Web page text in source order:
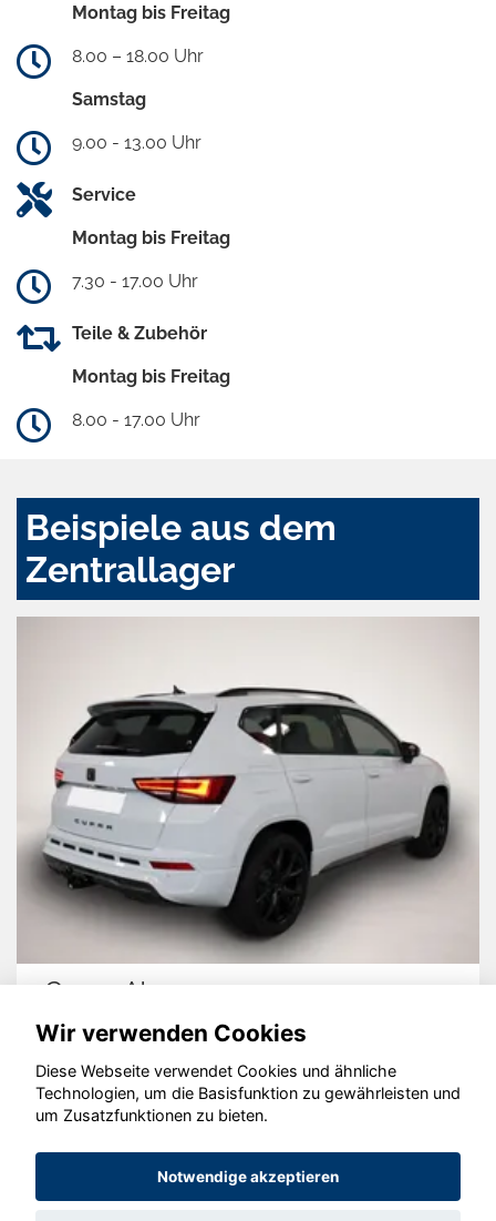
Montag bis Freitag
8.00 – 18.00 Uhr
Samstag
9.00 - 13.00 Uhr
Service
Montag bis Freitag
7.30 - 17.00 Uhr
Teile & Zubehör
Montag bis Freitag
8.00 - 17.00 Uhr
Beispiele aus dem
Zentrallager
Cupra Ateca
© konjunkturmotor.de GmbH 2020 - 2026
Wir verwenden Cookies
Diese Webseite verwendet Cookies und ähnliche
Technologien, um die Basisfunktion zu gewährleisten und
um Zusatzfunktionen zu bieten.
Notwendige akzeptieren